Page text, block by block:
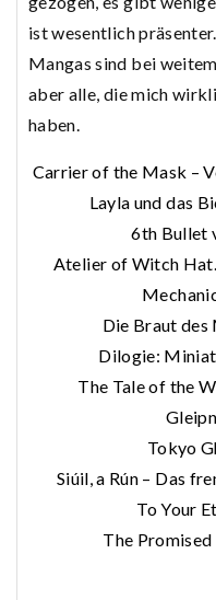
ist wesentlich
Mangas sind bei
aber alle, die mich
haben.
Carrier of the Mask –
Layla und das
6th Bullet
Atelier of Witch Hat.
Die Braut des
Dilogie:
The Tale of the
Tokyo
Siúil, a Rún – Das
To Your
The